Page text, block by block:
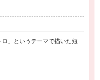
」というテーマで描いた短